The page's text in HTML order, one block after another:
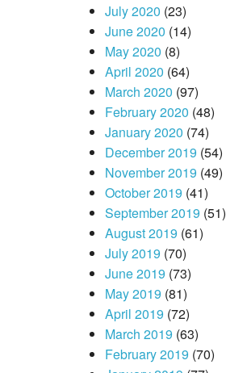
July 2020 (23)
June 2020 (14)
May 2020 (8)
April 2020 (64)
March 2020 (97)
February 2020 (48)
January 2020 (74)
December 2019 (54)
November 2019 (49)
October 2019 (41)
September 2019 (51)
August 2019 (61)
July 2019 (70)
June 2019 (73)
May 2019 (81)
April 2019 (72)
March 2019 (63)
February 2019 (70)